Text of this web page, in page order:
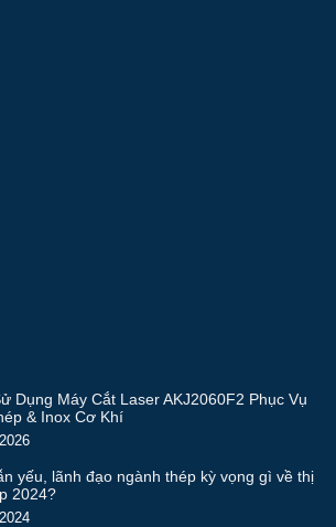
Dụng Máy Cắt Laser AKJ2060F2 Phục Vụ
& Inox Cơ Khí
yếu, lãnh đạo ngành thép kỳ vọng gì về thị
2024?